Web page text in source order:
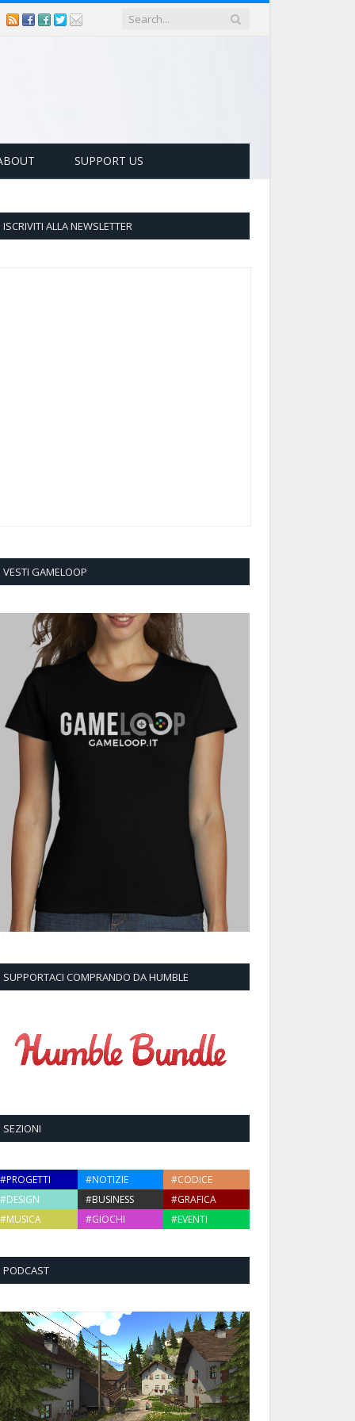
SUPPORT US
ISCRIVITI ALLA NEWSLETTER
VESTI GAMELOOP
SUPPORTACI COMPRANDO DA HUMBLE
SEZIONI
#PROGETTI #NOTIZIE
#CODICE
#DESIGN
#BUSINESS
#GRAFICA
#MUSICA
#GIOCHI #EVENTI
PODCAST